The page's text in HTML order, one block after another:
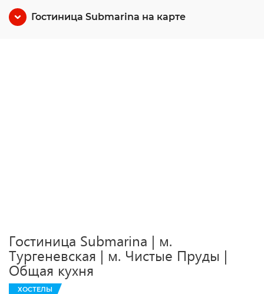
Гостиница Submarina на карте
Гостиница Submarina | м.
Тургеневская | м. Чистые Пруды |
Общая кухня
ХОСТЕЛЫ